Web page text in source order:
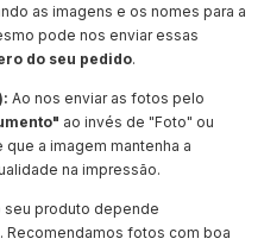
as imagens e os nomes para a
pode nos enviar essas
do seu pedido.
Ao nos enviar as fotos pelo
ao invés de "Foto" ou
que a imagem mantenha a
na impressão.
seu produto depende
Recomendamos fotos com boa